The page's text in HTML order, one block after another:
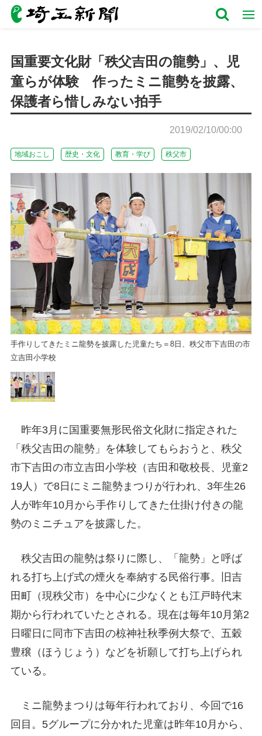
国重要文化財「秩父吉田の龍勢」、児
童らが体験 作ったミニ龍勢を披露、
保護者ら惜しみない拍手
2019/02/10/00:00
地域おこし 歴史・文化 教育・学び 秩父市
手作りしてきたミニ龍勢を披露した児童たち＝8日、秩父市下吉田の市
立吉田小学校
昨年3月に国重要無形民俗文化財に指定された
「秩父吉田の龍勢」を体験してもらおうと、秩父
市下吉田の市立吉田小学校（吉田和敬校長、児童2
19人）で8日にミニ龍勢まつりが行われ、3年生26
人が昨年10月から手作りしてきた仕掛け付きの龍
勢のミニチュアを披露した。
秩父吉田の龍勢は祭りに際し、「龍勢」と呼ば
れる打ち上げ式の煙火を奉納する民俗行事。旧吉
田町（現秩父市）を中心に少なくとも江戸時代末
期から行われていたとされる。現在は毎年10月第2
日曜日に同市下吉田の椋神社秋季例大祭で、五穀
豊穣（ほうじょう）などを祈願して打ち上げられ
ている。
ミニ龍勢まつりは毎年行われており、今回で16
回目。5グループに分かれた児童は昨年10月から、